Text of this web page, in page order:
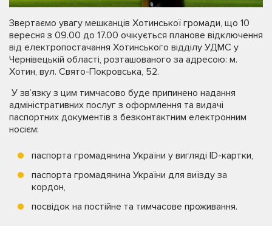
Звертаємо увагу мешканців Хотинської громади, що 10
вересня з 09.00 до 17.00 очікується планове відключення
від електропостачання Хотинського відділу УДМС у
Чернівецькій області, розташованого за адресою: м.
Хотин, вул. Свято-Покровська, 52.
У зв’язку з цим тимчасово буде припинено надання
адміністративних послуг з оформлення та видачі
паспортних документів з безконтактним електронним
носієм:
паспорта громадянина України у вигляді ID-картки,
паспорта громадянина України для виїзду за
кордон,
посвідок на постійне та тимчасове проживання.